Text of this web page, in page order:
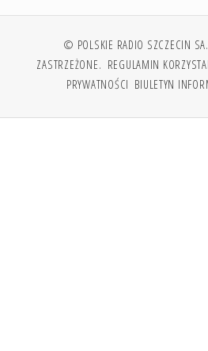
© POLSKIE RADIO SZCZECIN
ZASTRZEŻONE. REGULAMIN
PRYWATNOŚCI BIULETYN